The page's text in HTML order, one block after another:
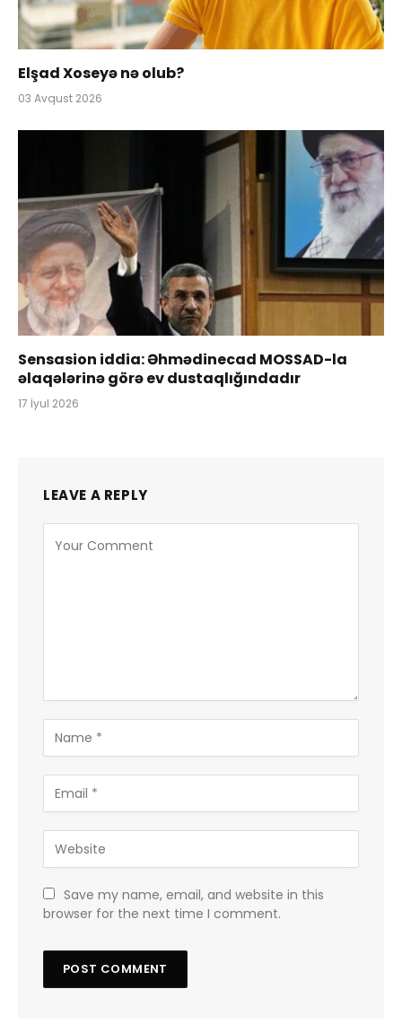
Elşad Xoseyə nə olub?
03 Avqust 2026
Sensasion iddia: Əhmədinecad MOSSAD-la
əlaqələrinə görə ev dustaqlığındadır
17 İyul 2026
LEAVE A REPLY
Save my name, email, and website in this
browser for the next time I comment.